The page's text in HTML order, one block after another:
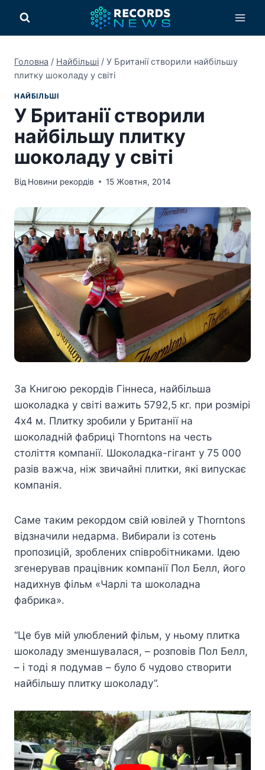
вмісту
Головна / Найбільші / У Британії створили найбільшу
плитку шоколаду у світі
НАЙБІЛЬШІ
У Британії створили
найбільшу плитку
шоколаду у світі
Від Новини рекордів 15 Жовтня, 2014
За Книгою рекордів Гіннеса, найбільша
шоколадка у світі важить 5792,5 кг. при розмірі
4х4 м. Плитку зробили у Британії на
шоколадній фабриці Thorntons на честь
століття компанії. Шоколадка-гігант у 75 000
разів важча, ніж звичайні плитки, які випускає
компанія.
Саме таким рекордом свій ювілей у Thorntons
відзначили недарма. Вибирали із сотень
пропозицій, зроблених співробітниками. Ідею
згенерував працівник компанії Пол Белл, його
надихнув фільм «Чарлі та шоколадна
фабрика».
“Це був мій улюблений фільм, у ньому плитка
шоколаду зменшувалася, – розповів Пол Белл,
– і тоді я подумав – було б чудово створити
найбільшу плитку шоколаду”.